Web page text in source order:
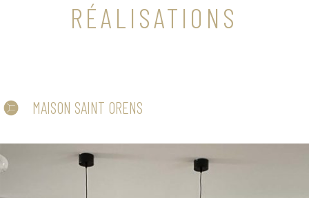
RÉALISATIONS
MAISON SAINT ORENS